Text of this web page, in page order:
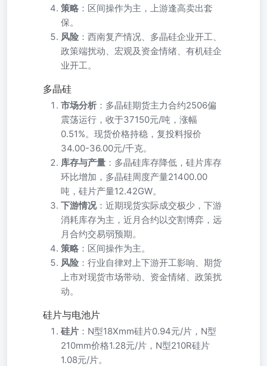
策略 ：区间操作为主，上游逢高卖出套
保。
风险 ：西南复产情况、多晶硅企业开工、
政策端扰动、宏观及资金情绪、有机硅企
业开工。
多晶硅
市场分析 ：多晶硅期货主力合约2506偏
震荡运行，收于37150元/吨，涨幅
0.51%。现货价格持稳，复投料报价
34.00-36.00元/千克。
库存与产量 ：多晶硅库存降低，硅片库存
环比增加，多晶硅周度产量21400.00
吨，硅片产量12.42GW。
下游情况：近期现货实际成交极少，下游
消耗库存为主，近月合约以交割博弈，远
月合约交易弱预期。
策略 ：区间操作为主。
风险 ：行业自律对上下游开工影响、期货
上市对现货市场带动、资金情绪、政策扰
动。
硅片与电池片
硅片 ：N型18Xmm硅片0.94元/片，N型
210mm价格1.28元/片，N型210R硅片
1.08元/片。